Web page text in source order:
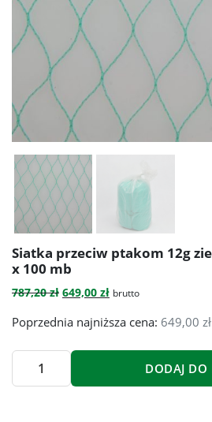
Siatka przeciw ptakom 12g
x 100 mb
787,20zł Pierwotna
wynosiła:
649,00 złAktualna
wynosi:
brutto
Poprzednia najniższa cena: 649,00 zł
DODAJ DO